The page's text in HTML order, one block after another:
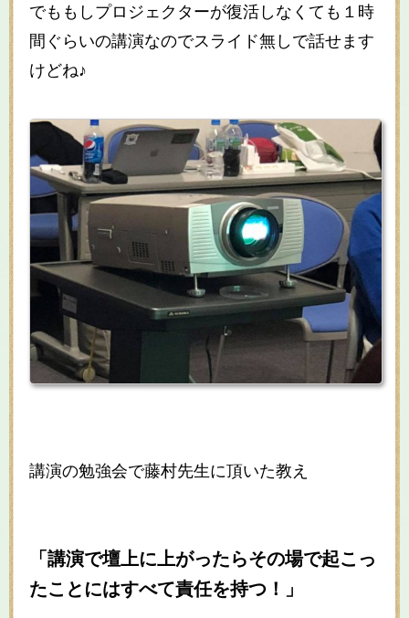
でももしプロジェクターが復活しなくても１時
間ぐらいの講演なのでスライド無しで話せます
けどね♪
講演の勉強会で藤村先生に頂いた教え
「講演で壇上に上がったらその場で起こっ
たことにはすべて責任を持つ！」